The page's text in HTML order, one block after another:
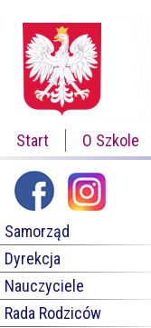
Start O Szkole
Samorząd
Dyrekcja
Nauczyciele
Rada Rodziców